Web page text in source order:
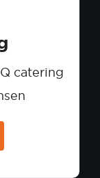
catering